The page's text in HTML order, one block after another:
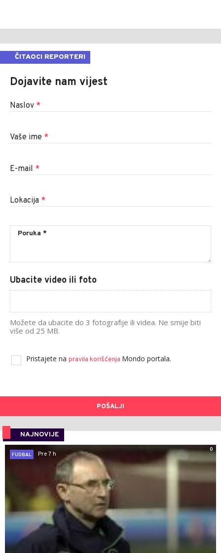
ČITAOCI REPORTERI
Dojavite nam vijest
Naslov *
Vaše ime *
E-mail *
Lokacija *
Ubacite video ili foto
Možete da ubacite do 3 fotografije ili videa. Ne smije biti
više od 25 MB.
Pristajete na pravila korišćenja Mondo portala.
POŠALJI
NAJNOVIJE
0
FUDBAL
Pre 7 h